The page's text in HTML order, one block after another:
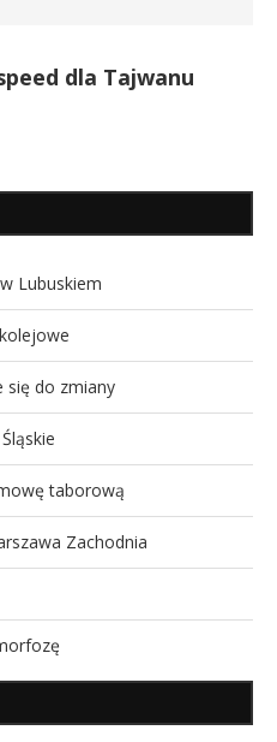
dla Tajwanu
Lubuskiem
się do zmiany
taborową
Zachodnia